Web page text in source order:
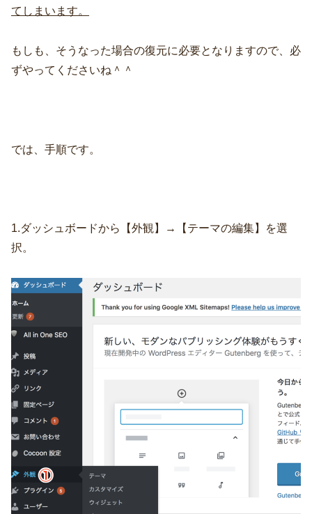
てしまいます。
もしも、そうなった場合の復元に必要となりますので、必
ずやってくださいね＾＾
では、手順です。
1.ダッシュボードから【外観】→【テーマの編集】を選
択。